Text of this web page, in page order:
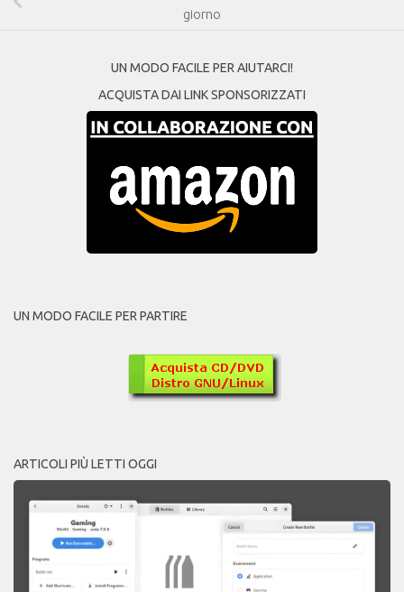
giorno
UN MODO FACILE PER AIUTARCI!
ACQUISTA DAI LINK SPONSORIZZATI
UN MODO FACILE PER PARTIRE
ARTICOLI PIÙ LETTI OGGI